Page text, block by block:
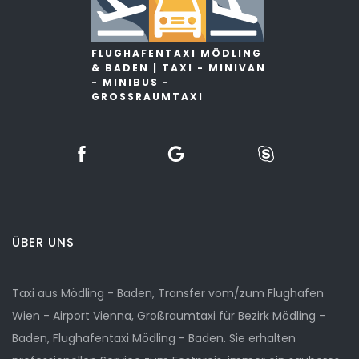
FLUGHAFENTAXI MÖDLING
& BADEN | TAXI - MINIVAN
- MINIBUS -
GROSSRAUMTAXI
ÜBER UNS
Taxi aus Mödling - Baden, Transfer vom/zum Flughafen
Wien - Airport Vienna, Großraumtaxi für Bezirk Mödling -
Baden, Flughafentaxi Mödling - Baden. Sie erhalten